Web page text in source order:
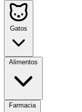
Gatos
Alimentos
Farmacia